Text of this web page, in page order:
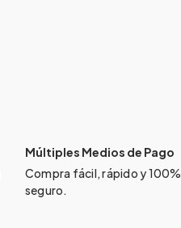
Múltiples Medios de Pago
Compra fácil, rápido y 100%
seguro.